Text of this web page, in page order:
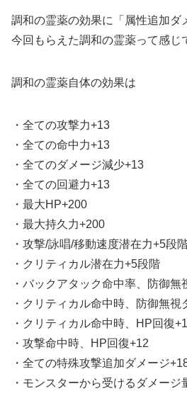
調和の霊薬の効果に「属性追加ダ
今回もらえた調和の霊薬って感じ
調和の霊薬自体の効果は
・全ての攻撃力+13
・全ての命中力+13
・全てのダメージ減少+13
・全ての回避力+13
・最大HP+200
・最大持久力+200
・攻撃/詠唱/移動速度潜在力+5段
・クリティカル潜在力+5段階
・バックアタック命中率、防御無
・クリティカル命中時、防御無視
・クリティカル命中時、HP回復
・攻撃命中時、HP回復+12
・全ての特殊攻撃追加ダメージ
・モンスターから受けるダメージ